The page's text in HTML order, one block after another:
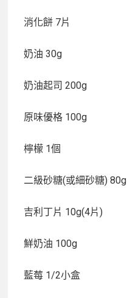
消化餅 7片
奶油 30g
奶油起司 200g
原味優格 100g
檸檬 1個
二級砂糖(或細砂糖) 80g
吉利丁片 10g(4片)
鮮奶油 100g
藍莓 1/2小盒